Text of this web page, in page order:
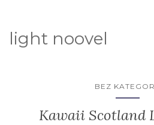
light noovel
BEZ
Kawaii Scotland